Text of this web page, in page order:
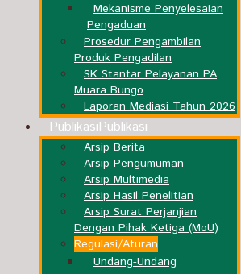
Mekanisme Penyelesaian
Pengaduan
Prosedur Pengambilan
Produk Pengadilan
SK Stantar Pelayanan PA
Muara Bungo
Laporan Mediasi Tahun 2026
PublikasiPublikasi
Arsip Berita
Arsip Pengumuman
Arsip Multimedia
Arsip Hasil Penelitian
Arsip Surat Perjanjian
Dengan Pihak Ketiga (MoU)
Regulasi/Aturan
Undang-Undang